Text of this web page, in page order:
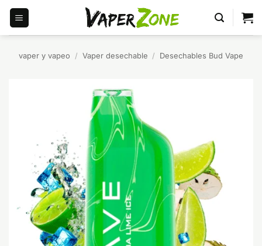
Saltar
contenido
vaper y vapeo / Vaper desechable / Desechables Bud Vape